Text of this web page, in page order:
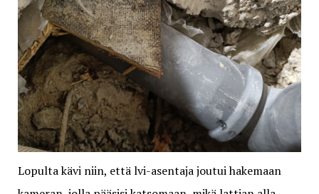
Lopulta kävi niin, että lvi-asentaja joutui hakemaan